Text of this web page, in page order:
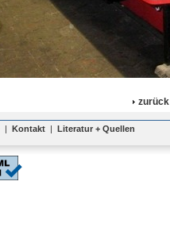
zurück
| Kontakt | Literatur + Quellen